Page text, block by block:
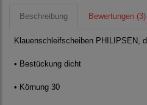
Beschreibung Bewertungen (3)
Klauenschleifscheiben PHILIPSEN,
• Bestückung dicht
• Körnung 30